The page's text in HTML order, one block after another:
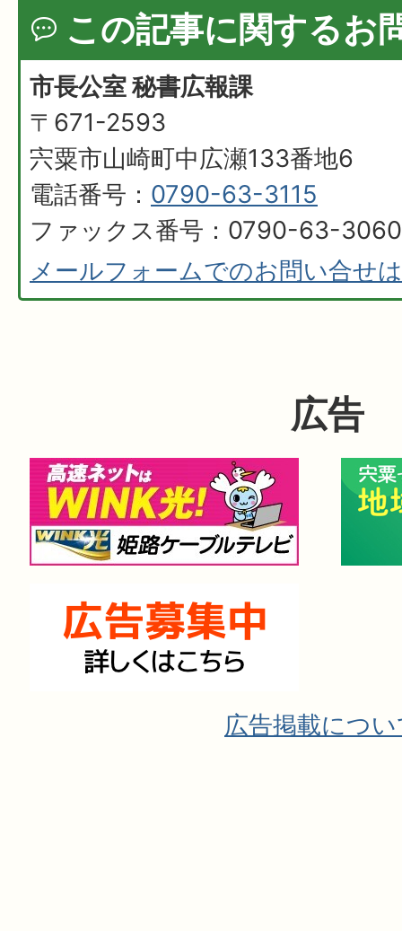
この記事に関するお
市長公室 秘書広報課
〒671-2593
宍粟市山崎町中広瀬133番地6
電話番号： 0790-63-3115
ファックス番号：0790-63-3060
メールフォームでのお問い合せ
広告
広告掲載につ